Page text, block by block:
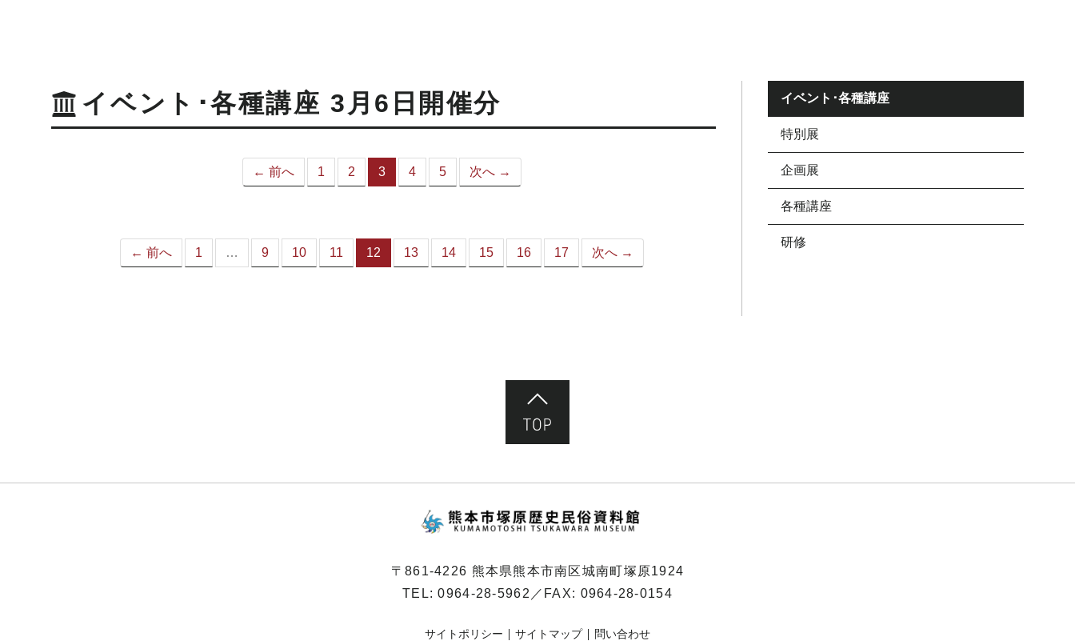
イベント･各種講座 3月6日開催分
← 前へ 1 2 3
（こ
ジ）
4 5 次へ →
← 前へ 1 … 9 10 11 12
（こ
13 14 15 16 17 次へ →
イベント･各種講座
特別展
企画展
各種講座
研修
〒861-4226 熊本県熊本市南区城南町塚原1924
TEL:0964-28-5962 ／FAX: 0964-28-0154
サイトポリシー サイトマップ 問い合わせ